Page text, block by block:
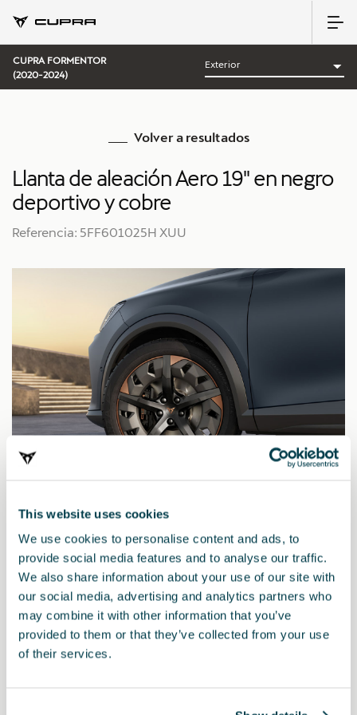
This website uses cookies
We use cookies to personalise content and ads, to
provide social media features and to analyse our traffic.
We also share information about your use of our site with
our social media, advertising and analytics partners who
may combine it with other information that you’ve
provided to them or that they’ve collected from your use
of their services.
CUPRA FORMENTOR
(2020-2024)
Volver a resultados
Llanta de aleación Aero 19'' en negro
deportivo y cobre
Referencia: 5FF601025H XUU